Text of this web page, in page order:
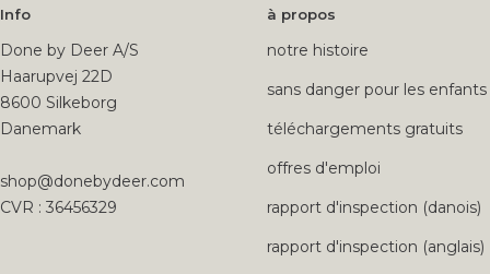
Info
Done by Deer A/S
Haarupvej 22D
8600 Silkeborg
Danemark
shop@donebydeer.com
CVR : 36456329
à propos
notre histoire
sans danger pour les enfants
téléchargements gratuits
offres d'emploi
rapport d'inspection (danois)
rapport d'inspection (anglais)